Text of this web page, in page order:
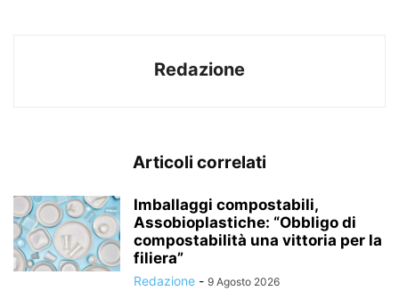
Redazione
Articoli correlati
Imballaggi compostabili,
Assobioplastiche: “Obbligo di
compostabilità una vittoria per la
filiera”
Redazione - 9 Agosto 2026